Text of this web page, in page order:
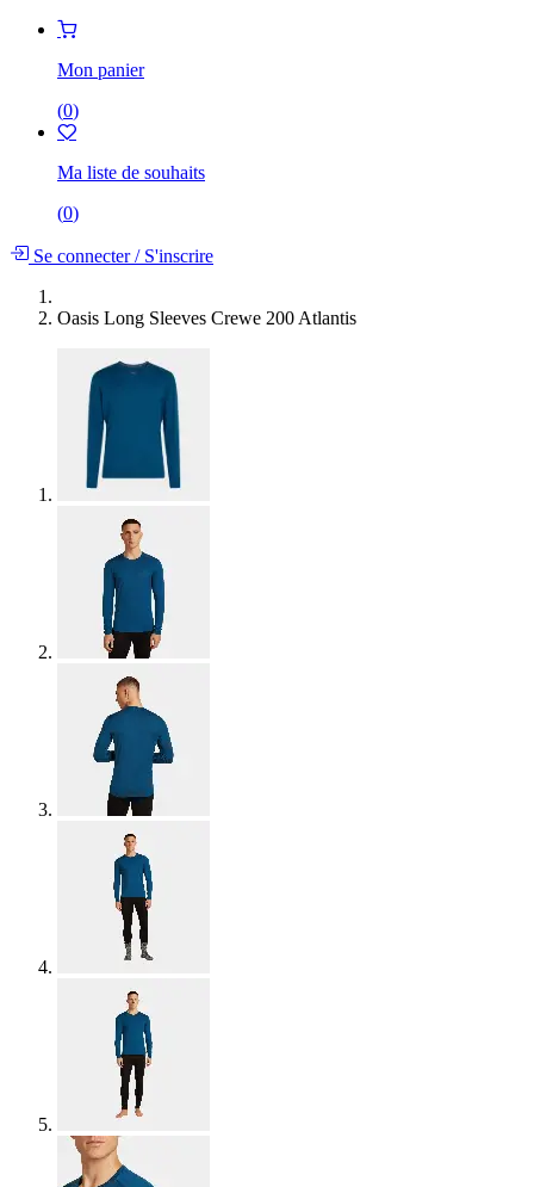
Mon panier
(0)
Ma liste de souhaits
(0)
Se connecter/S'inscrire
Oasis Long Sleeves Crewe 200 Atlantis